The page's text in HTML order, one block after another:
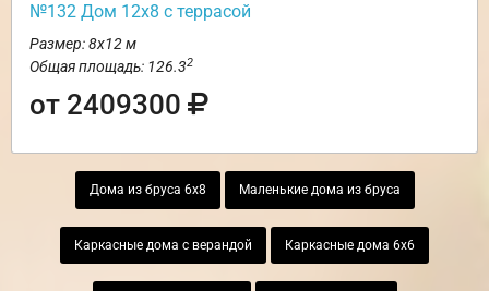
№132 Дом 12х8 с террасой
Размер: 8х12 м
Общая площадь: 126.32
от 2409300
Дома из бруса 6х8 Маленькие дома из бруса
Каркасные дома с верандой Каркасные дома 6х6